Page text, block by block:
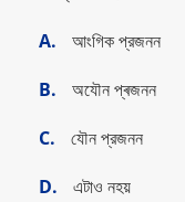
A.
আংগিক প্রজনন
B.
অযৌন প্ৰজনন
C.
যৌন প্রজনন
D.
এটাও নহয়